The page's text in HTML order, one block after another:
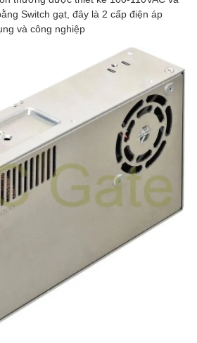
Switch gạt, đây là 2 cấp điện áp
và công nghiệp